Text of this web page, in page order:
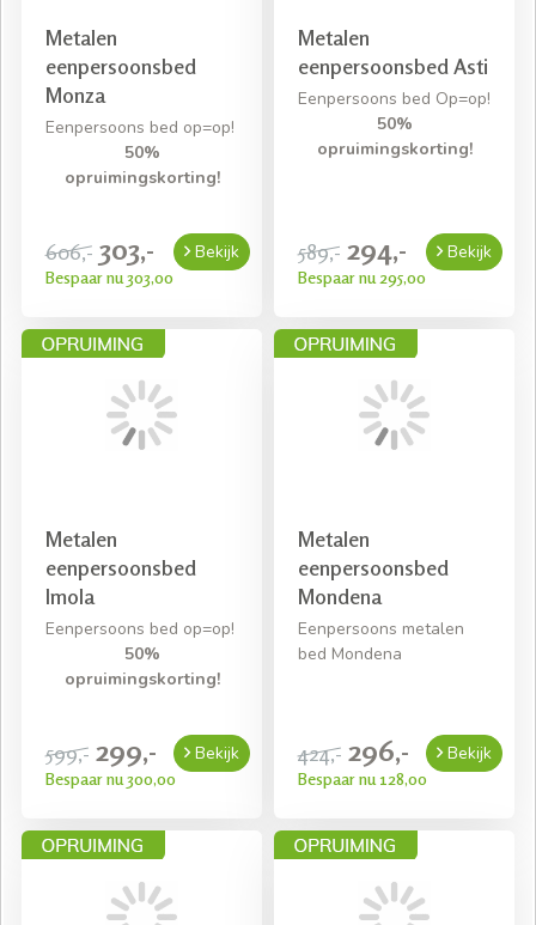
Metalen
eenpersoonsbed
Monza
Eenpersoons bed op=op!
50%
opruimingskorting!
606,- 303,-
Bespaar nu 303,00
Bekijk
Metalen
eenpersoonsbed Asti
Eenpersoons bed Op=op!
50%
opruimingskorting!
589,- 294,-
Bespaar nu 295,00
Bekijk
Metalen
eenpersoonsbed
Imola
Eenpersoons bed op=op!
50%
opruimingskorting!
599,- 299,-
Bespaar nu 300,00
Bekijk
Metalen
eenpersoonsbed
Mondena
Eenpersoons metalen
bed Mondena
424,- 296,-
Bespaar nu 128,00
Bekijk